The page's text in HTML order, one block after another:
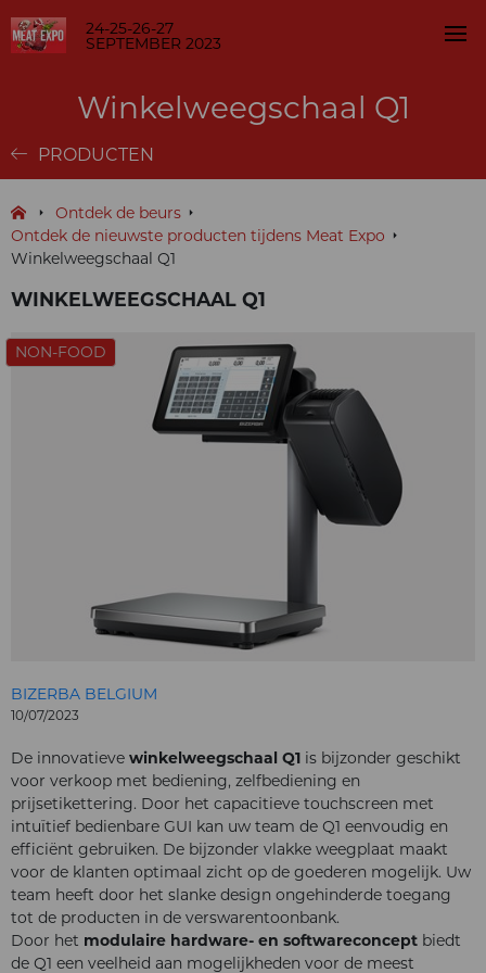
24-25-26-27
SEPTEMBER 2023
Winkelweegschaal Q1
PRODUCTEN
Ontdek de beurs
Ontdek de nieuwste producten tijdens Meat Expo
Winkelweegschaal Q1
WINKELWEEGSCHAAL Q1
NON-FOOD
BIZERBA BELGIUM
10/07/2023
De innovatieve winkelweegschaal Q1 is bijzonder geschikt
voor verkoop met bediening, zelfbediening en
prijsetikettering. Door het capacitieve touchscreen met
intuïtief bedienbare GUI kan uw team de Q1 eenvoudig en
efficiënt gebruiken. De bijzonder vlakke weegplaat maakt
voor de klanten optimaal zicht op de goederen mogelijk. Uw
team heeft door het slanke design ongehinderde toegang
tot de producten in de verswarentoonbank.
Door het modulaire hardware- en softwareconcept biedt
de Q1 een veelheid aan mogelijkheden voor de meest